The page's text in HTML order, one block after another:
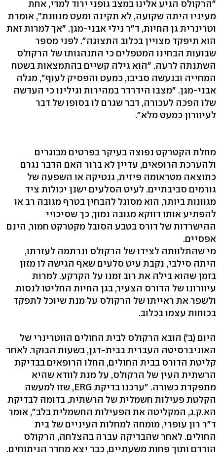
"הרקולס הגיע אלינו במצב גופני ירוד למדי, אחת
מעיניו היתה שקועה, לא תקינה ומעט מנוונת", אומרת
וטרינרית גן החיות, ד"ר נילי אבני-מגן. "אך למרות זאת
הוא תיפקד מצויין בכלוב התצוגה". לפני מספר
שבועות הבחינו המטפלים כי התנהגותו של הרקולס
השתנתה לרעה. "הוא גילה קשיים בהתמצאות בשטח
המחייה ובנעשה סביבו, כמעט והפסיק לעוף", מגלה
אבני-מגן. "מצבו הידרדר במהירות וגילינו כי העדשה
שלו הפכה לעכורה, דבר שגרם לו בסופו של דבר
לעיוורון כמעט מלא".
מחלת הקטרקט נפוצה בעיקר בפרטים מבוגרים
ולהערכת הרופאים, עדיין לא ברור האם הדבר נגרם
כתוצאה מטראומה פיזית, גנטיקה או השפעה של
גורמים סביבתיים. לעיט הסלעים ישנן יכולות ציד
מגוונות ביותר, הוא מסוגל להבחין בטרף מגובה רב או
להפתיע אותו דווקא מגובה נמוך, כך שסיכויי
ההישרדות של דורס בטבע הסובל מקטרקט חמור, הינם
אפסיים.
מי שהתלוותה לצידו של הרקולס ונרתמה לעזרתו,
היתה סילבי, נקבת עיט סלעים שאף הגישה לו מזון
בזמן שהוא בילה את רוב זמנו על הקרקע. למרות
עיוורונו של הדורס הצעיר, בגן החיות החליטו לנסות
ולשפר את ראייתו של הרקולס על מנת שיוכל לתפקד
בכוחות עצמו בכלוב.
היום (ב') הובא הרקולס לבית החולים הווטרינרי של
האוניברסיטה העברית בבית-דגן, בשעות הבוקר. לאחר
קליטת הדורס בבית החולים, החלו הרופאים בבדיקת
הרשתית העין של הרקולס, על מנת לוודא שהיא
מתפקדת כשורה. "ערכנו בדיקת ERG, שזו למעשה
הקלטת פעילות חשמלית של הרשתית, בדומה לבדיקת
הא.ק.ג, המקליטה את הפעילות החשמלית בלב", אומר
ד"ר רון עופרי, מומחה למחלות העיניים של בית
החולים. לאחר שהבדיקה עברה בהצלחה, הרקולס
הורדם ותוך פחות משעתיים, כבר יצא מחדר הניתוחים.